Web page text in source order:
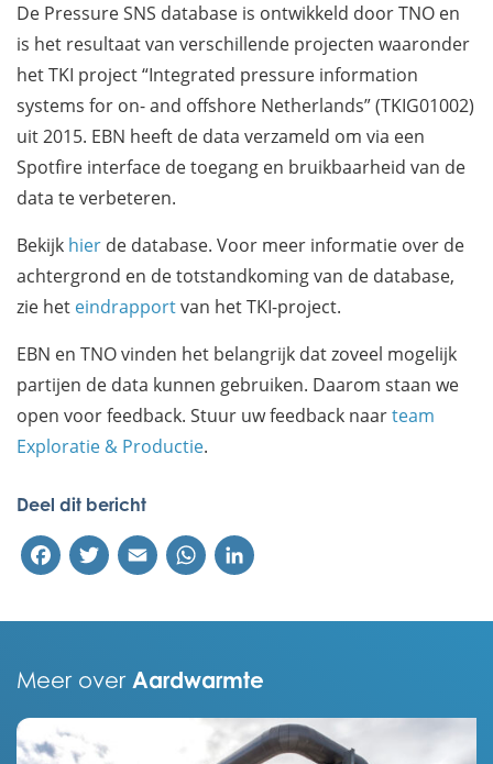
De Pressure SNS database is ontwikkeld door TNO en
is het resultaat van verschillende projecten waaronder
het TKI project “Integrated pressure information
systems for on- and offshore Netherlands” (TKIG01002)
uit 2015. EBN heeft de data verzameld om via een
Spotfire interface de toegang en bruikbaarheid van de
data te verbeteren.
Bekijk hier de database. Voor meer informatie over de
achtergrond en de totstandkoming van de database,
zie het eindrapportvan het TKI-project.
EBN en TNO vinden het belangrijk dat zoveel mogelijk
partijen de data kunnen gebruiken. Daarom staan we
open voor feedback. Stuur uw feedback naarteam
Exploratie & Productie.
Deel dit bericht
FacebookTwitterEmail WhatsApp
Meer over Aardwarmte